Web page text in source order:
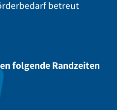
betreut
folgende Randzeiten